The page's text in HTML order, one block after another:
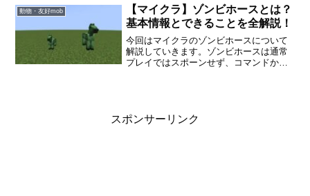
mobです。アイアンゴーレムの基本情
報、攻撃方法などを一緒に確認していき
ましょう。
動物・友好mob
【マイクラ】ゾンビホースとは？
基本情報とできることを全解説！
今回はマイクラのゾンビホースについて
解説していきます。ゾンビホースは通常
プレイではスポーンせず、コマンドかス
緒に確認していきましょう。
スポンサーリンク